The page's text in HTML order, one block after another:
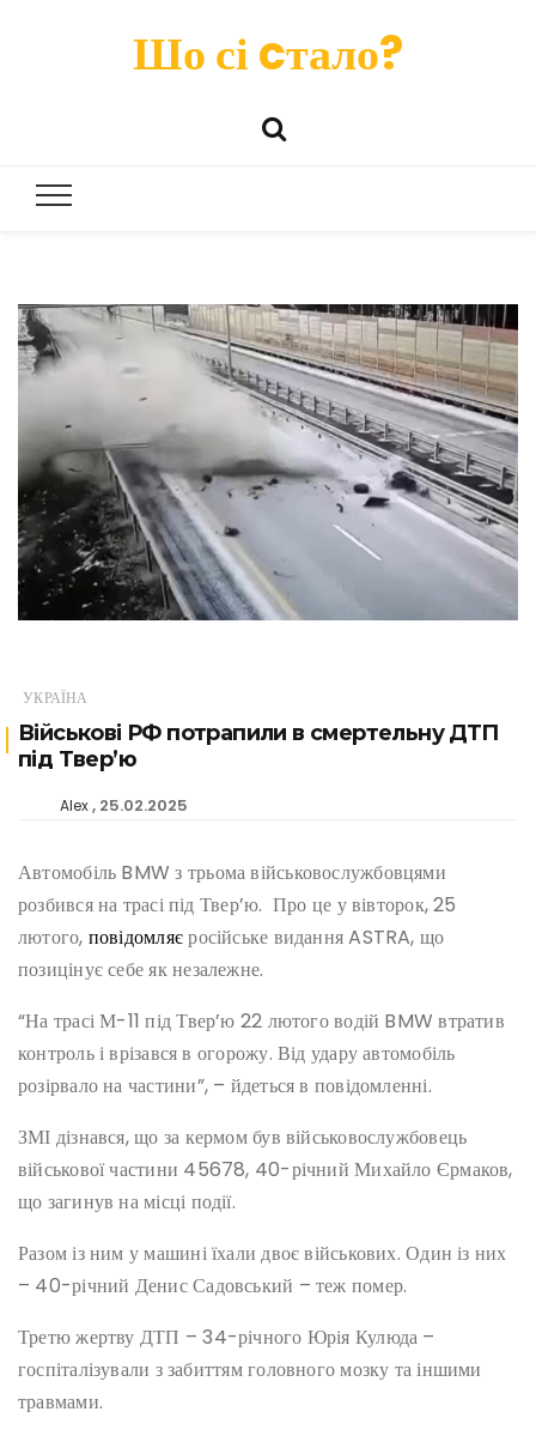
Шо сі cтало?
УКРАЇНА
Військові РФ потрапили в смертельну ДТП
під Твер’ю
Alex 25.02.2025
Автомобіль BMW з трьома військовослужбовцями
розбився на трасі під Твер’ю. Про це у вівторок, 25
лютого, повідомляєросійське видання ASTRA, що
позицінує себе як незалежне.
“На трасі М-11 під Твер’ю 22 лютого водій BMW втратив
контроль і врізався в огорожу. Від удару автомобіль
розірвало на частини”, – йдеться в повідомленні.
ЗМІ дізнався, що за кермом був військовослужбовець
військової частини 45678, 40-річний Михайло Єрмаков,
що загинув на місці події.
Разом із ним у машині їхали двоє військових. Один із них
– 40-річний Денис Садовський – теж помер.
Третю жертву ДТП – 34-річного Юрія Кулюда –
госпіталізували з забиттям головного мозку та іншими
травмами.